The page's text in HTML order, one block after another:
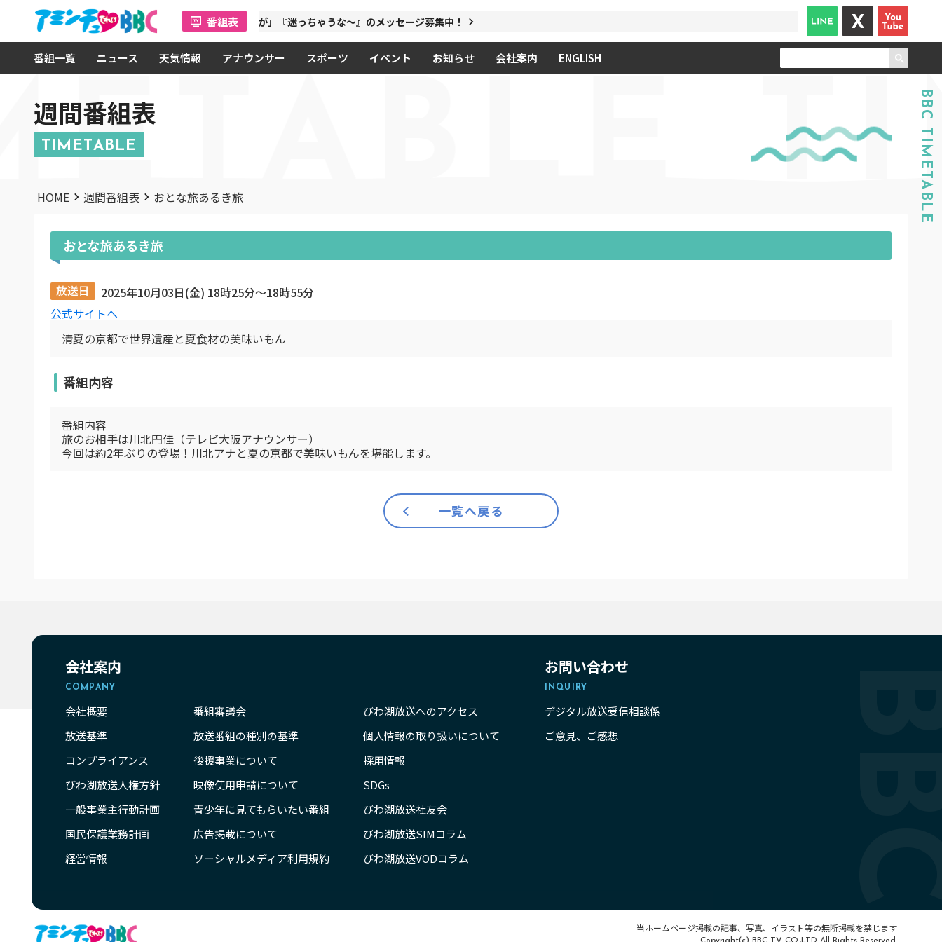
番組表
番組一覧 ニュース 天気情報 アナウンサー スポーツ イベント お知らせ 会社案内 ENGLISH
「金曜オモロしが」『迷っちゃうな～』のメッセージ募集中！
週間番組表
TIMETABLE BBC TIMETABLE
HOME 週間番組表 おとな旅あるき旅
おとな旅あるき旅
放送日
2025年10月03日(金) 18時25分〜18時55分
公式サイトへ
清夏の京都で世界遺産と夏食材の美味いもん
番組内容
番組内容
旅のお相手は川北円佳（テレビ大阪アナウンサー）
今回は約2年ぶりの登場！川北アナと夏の京都で美味いもんを堪能します。
一覧へ戻る
会社案内
COMPANY
会社概要
放送基準
コンプライアンス
びわ湖放送人権方針
一般事業主行動計画
国民保護業務計画
経営情報
番組審議会
放送番組の種別の基準
後援事業について
映像使用申請について
青少年に見てもらいたい番組
広告掲載について
ソーシャルメディア利用規約
びわ湖放送へのアクセス
個人情報の取り扱いについて
採用情報
SDGs
びわ湖放送社友会
びわ湖放送SIMコラム
びわ湖放送VODコラム
お問い合わせ
INQUIRY
デジタル放送受信相談係
ご意見、ご感想
当ホームページ掲載の記事、写真、イラスト等の無断掲載を禁じます